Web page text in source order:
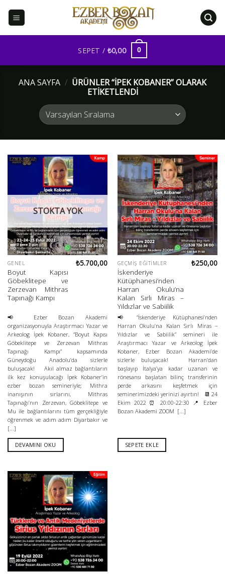
SEPET / ₺0,00 0
ANA SAYFA / ÜRÜNLER “IPEK KOBANER” OLARAK
ETIKETLENDI
STOKTA YOK
GENEL
Boyut Kapısı
Göbeklitepe ve
Zerzevan Mithras
Tapınağı Kampı
₺5.700,00
📢 Ezber Bozan Akademi
organizasyonuyla Araştırmacı Yazar ve
Arkeolog İpek Kobaner, “Boyut Kapısı
Göbeklitepe ve Zerzevan Mithras
Tapınağı Kampı” kapsamında
Güneydoğu Anadolu’da sizlerle
buluşacak! Akıl almaz bağlantıların
ilk kez konuşulacağı İpek Kobaner’in
ezber bozan semineriyle; Mithra
inanışının sırlarını, Mithras
Tapınağı’nın Zerzevan, Göbeklitepe ve
Mu ile bağlantılarını tüm gerçekliğiyle
öğrenmek ve adım adım Diyarbakır ve
[...]
DEVAMINI OKU
GEÇMIŞ EĞITIMLER
İskenderiye
Kütüphanesi’nden
Harran Okulu’na
Kalan Sırlı Miras –
Yıldızlar ve Sabiilik
₺250,00
📢 “İskenderiye Kütüphanesi’nden
Harran Okulu’na Kalan Sırlı Miras –
Yıldızlar ve Sabiilik” semineri ile
Araştırmacı Yazar ve Arkeolog İpek
Kobaner, Ezber Bozan Akademi’de
sizlerle buluşacak! Harran’dan
başlayıp İtalya’ya kadar uzanan ve
rönesansı başlatan bilinç transferinin
perde arkasını keşfetmek için
seminerimizdeki yerinizi ayırtın! 📆 24
Ekim 2022 ⏰ 20:00-22:30 📍 Ezber
Bozan Akademi ZOOM [...]
SEPETE EKLE